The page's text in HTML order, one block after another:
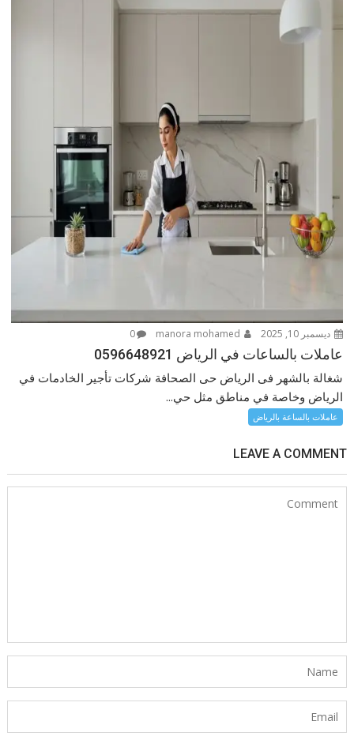
ديسمبر 10, 2025 0
عاملات بالساعات في الرياض 0596648921
شغالة بالشهر فى الرياض حى الصحافة شركات تأجير الخادمات في
الرياض وخاصة في مناطق مثل حي...
عاملات بالساعة بالرياض
LEAVE A COMMENT